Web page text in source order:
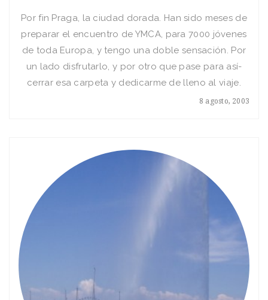
8 agosto, 2003
Por fin Praga, la ciudad dorada. Han sido meses de
preparar el encuentro de YMCA, para 7000 jóvenes
de toda Europa, y tengo una doble sensación. Por
un lado disfrutarlo, y por otro que pase para así­
cerrar esa carpeta y dedicarme de lleno al viaje.